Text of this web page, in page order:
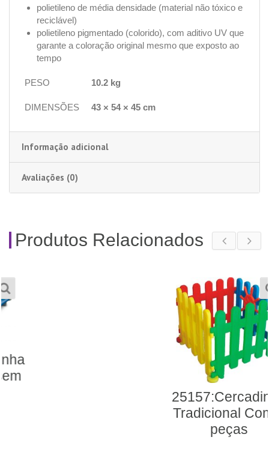
polietileno de média densidade (material não tóxico e
reciclável)
polietileno pigmentado (colorido), com aditivo UV que
garante a coloração original mesmo que exposto ao
tempo
PESO 10.2 kg
DIMENSÕES 43 × 54 × 45 cm
Informação adicional
Avaliações (0)
Produtos Relacionados
25157:Cercadinho
Tradicional Com 4